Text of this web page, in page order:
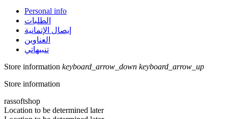
Personal info
الطلبات
إيصال الإتمانية
العناوين
تنبيهاتي
Store information keyboard_arrow_down keyboard_arrow_up
Store information
rassoftshop
Location to be determined later